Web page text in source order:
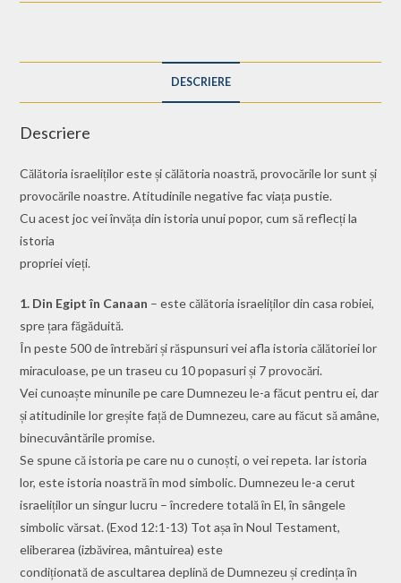
DESCRIERE
Descriere
Călătoria israeliților este și călătoria noastră, provocările lor sunt și
provocările noastre. Atitudinile negative fac viața pustie.
Cu acest joc vei învăța din istoria unui popor, cum să reflecți la
istoria
propriei vieți.
1. Din Egipt în Canaan – este călătoria israeliților din casa robiei,
spre țara făgăduită.
În peste 500 de întrebări și răspunsuri vei afla istoria călătoriei lor
miraculoase, pe un traseu cu 10 popasuri și 7 provocări.
Vei cunoaște minunile pe care Dumnezeu le-a făcut pentru ei, dar
și atitudinile lor greșite față de Dumnezeu, care au făcut să amâne,
binecuvântările promise.
Se spune că istoria pe care nu o cunoști, o vei repeta. Iar istoria
lor, este istoria noastră în mod simbolic. Dumnezeu le-a cerut
israeliților un singur lucru – încredere totală în El, în sângele
simbolic vărsat. (Exod 12:1-13) Tot așa în Noul Testament,
eliberarea (izbăvirea, mântuirea) este
condiționată de ascultarea deplină de Dumnezeu și credința în